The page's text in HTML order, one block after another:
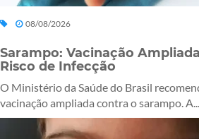
08/08/2026
Sarampo: Vacinação
Risco de Infecção
O Ministério da Saúde do Brasil
vacinação ampliada contra o sarampo. A...